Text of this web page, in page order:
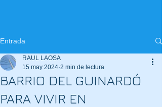
Entrada
BARRIO DEL GUINARDÓ
PARA VIVIR EN
RAUL LAOSA
15 may 2024 2 min de lectura